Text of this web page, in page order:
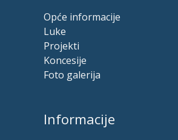
Opće informacije
Luke
Projekti
Koncesije
Foto galerija
Informacije